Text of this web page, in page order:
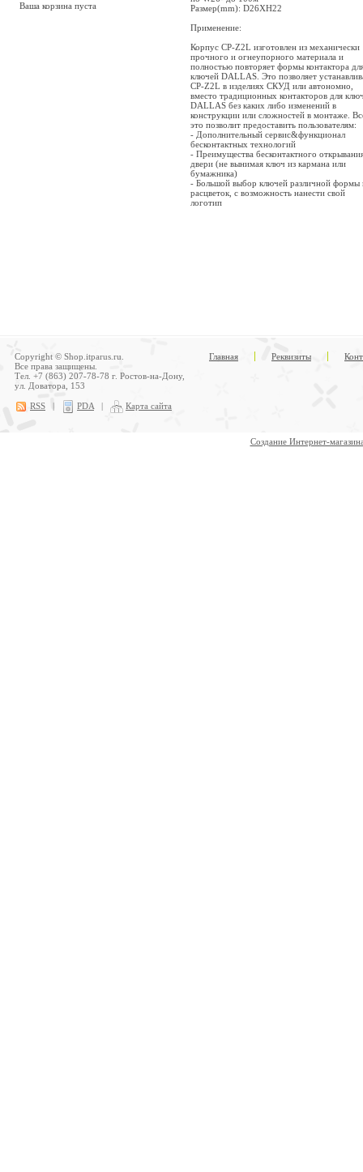
Ваша корзина пуста
Размер(mm): D26XH22
Применение:
Корпус CP-Z2L изготовлен из механически
прочного и огнеупорного материала и
полностью повторяет формы контактора
ключей DALLAS. Это позволяет
CP-Z2L в изделиях СКУД или автономно,
вместо традиционных контакторов для
DALLAS без каких либо изменений в
конструкции или сложностей в монтаже.
это позволит предоставить пользователям:
- Дополнительный сервис&функционал
бесконтактных технологий
- Преимущества бесконтактного
двери (не вынимая ключ из кармана или
бумажника)
- Большой выбор ключей различной формы
расцветок, с возможность нанести свой
логотип
Copyright © Shop.itparus.ru.
Все права защищены.
Тел. +7 (863) 207-78-78 г. Ростов-на-Дону,
ул. Доватора, 153
RSS | PDA | Карта сайта
Главная Реквизиты
Создание Интернет-